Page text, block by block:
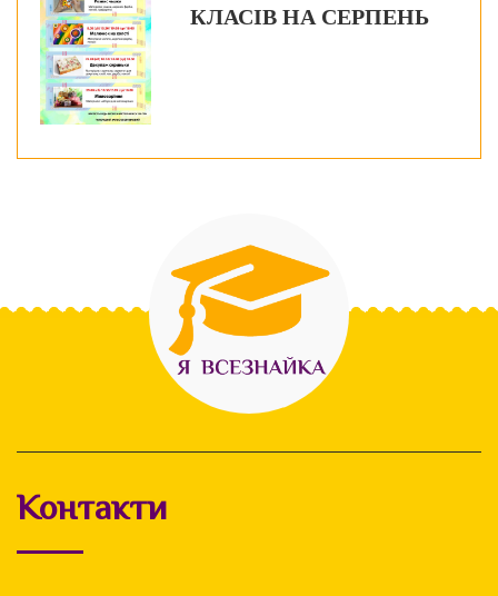
КЛАСІВ НА СЕРПЕНЬ
Контакти